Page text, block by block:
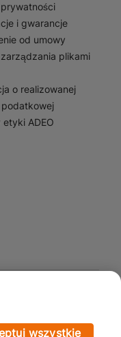
i gwarancje
od umowy
plikami
o realizowanej
etyki ADEO
Produkty Marki CMS
wszystkie